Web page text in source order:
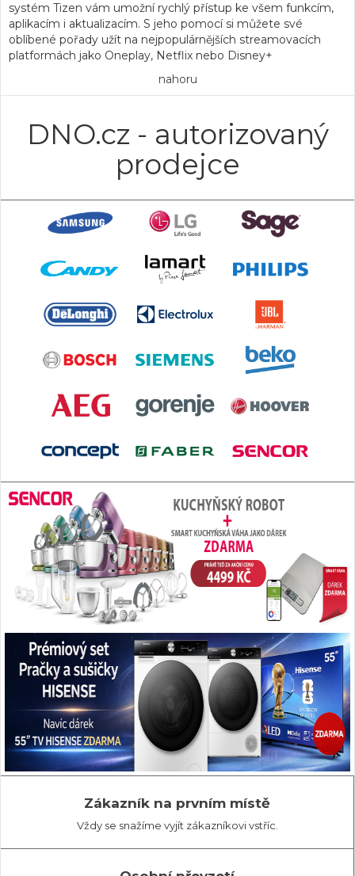
systém Tizen vám umožní rychlý přístup ke všem funkcím,
aplikacím i aktualizacím. S jeho pomocí si můžete své
oblíbené pořady užít na nejpopulárnějších streamovacích
platformách jako Oneplay, Netflix nebo Disney+
nahoru
DNO.cz - autorizovaný
prodejce
Zákazník na prvním místě
Vždy se snažíme vyjít zákazníkovi vstříc.